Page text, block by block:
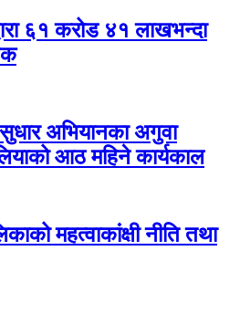
६१ करोड ४१ लाखभन्दा
अभियानका अगुवा
आठ महिने कार्यकाल
महत्वाकांक्षी नीति तथा